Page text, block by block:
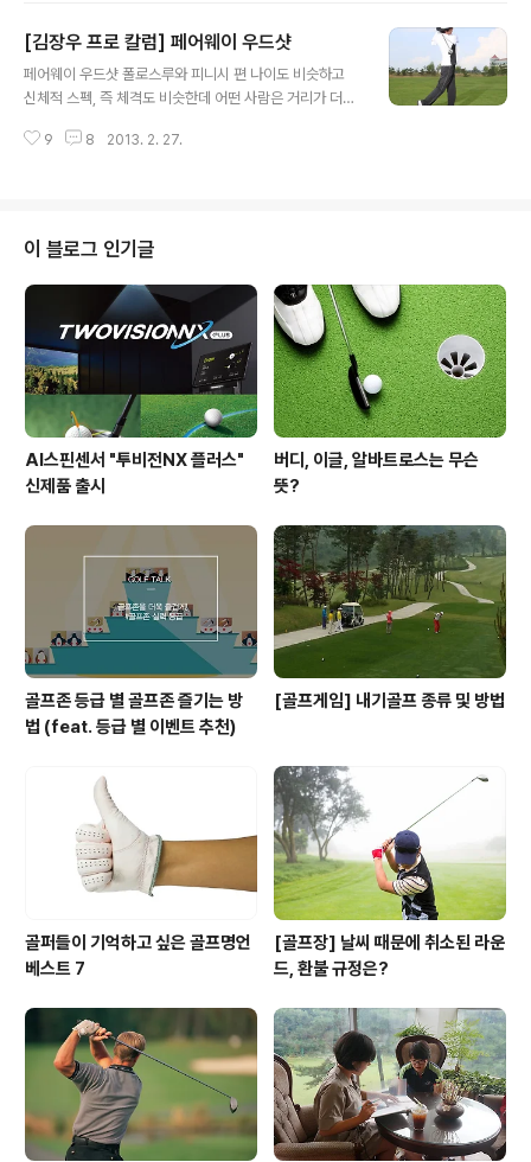
윙도 한번씩 점검해 두셔야 할 듯 합니다. 이번 주에는 여러
분이 필드에서 라운딩을 하시며 겪을수 있는 여러가지 상
황들 중에서 가장 어려운것들 중 한가지인 “거리측정의 착
리측정이란 프로선수들에게도 여간 골치 아픈 일이 아닐
[김장우 프로 칼럼] 페어웨이 우드샷
페어웨이 우드샷 폴로스루와 피니시 편 나이도 비슷하고
신체적 스펙, 즉 체격도 비슷한데 어떤 사람은 거리가 더나
보고 있습니다. 왜 일까요? 힘이 좋아서? 운동신경(감각능
습니다. 거리를 내는 요소에도 플러스알파는 존재하기 때
문입니다. 거리를 내는 플러스알파는 다름 아닌 폴로스루
구간의 요령이라고 말씀드릴 수 있는데요. 폴로스루를 가
져갈 때 아마추어와 프로의 모습을 보면 아주 쉽게 구분을
할 수가 있습니다. 임팩트에서 그 직후에 ‘아마추어는 퍼 올
리고 프로는 던져주는 것’이지요. ..
9 8 2013. 2. 27.
이 블로그 인기글
AI스핀센서 "투비전NX 플러스"
신제품 출시
버디, 이글, 알바트로스는 무슨
뜻?
골프존 등급 별 골프존 즐기는 방
법 (feat. 등급 별 이벤트 추천)
[골프게임] 내기골프 종류 및 방법
골퍼들이 기억하고 싶은 골프명언
베스트 7
[골프장] 날씨 때문에 취소된 라운
드, 환불 규정은?